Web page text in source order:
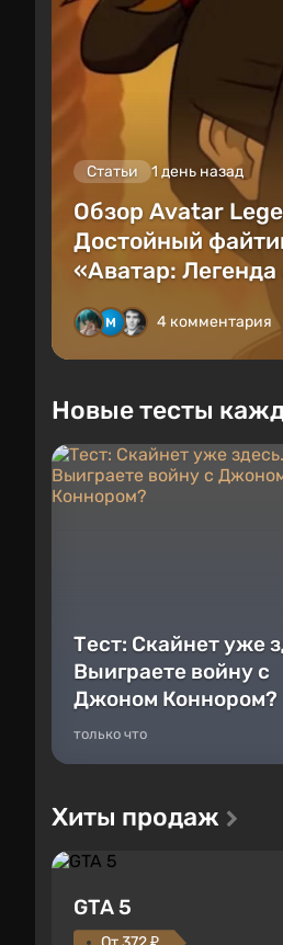
Статьи 1 день назад
Обзор Avatar
Достойный
«Аватар: Легенда
4 комментария
Новые тесты
Тест: Скайнет уже
Выиграете войну с
Джоном Коннором?
только что
Хиты продаж
GTA 5